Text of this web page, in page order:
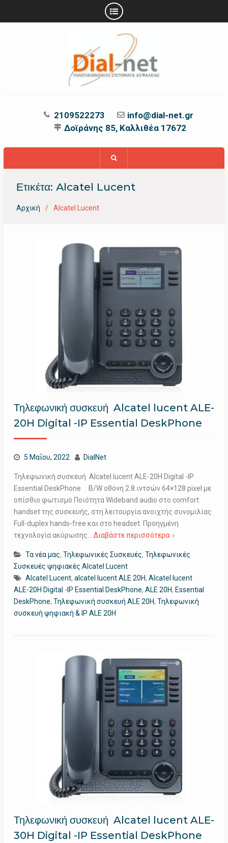
2109522273
info@dial-net.gr
Δοϊράνης 85, Καλλιθέα 17672
Ετικέτα: Alcatel Lucent
Αρχική Alcatel Lucent
Τηλεφωνική συσκευή Alcatel lucent ALE-
20H Digital -IP Essential DeskPhone
5 Μαΐου, 2022 DialNet
Τηλεφωνική συσκευή Alcatel lucent ALE-20H Digital -IP
Essential DeskPhone B/W οθόνη 2.8 ιντσών 64×128 pixel με
οπίσθιο φωτισμό Ποιότητα Wideband audio στο comfort
handset της συσκευής, στη λειτουργία ανοιχτής συνομιλίας
Full-duplex hands-free και στο headset. Προηγμένη
τεχνολογία ακύρωσης… Διαβάστε περισσότερα
Τα νέα μας, Τηλεφωνικές Συσκευές, Τηλεφωνικές
Συσκευές ψηφιακές Alcatel Lucent
Alcatel Lucent, alcatel lucent ALE 20H, Alcatel lucent
ALE-20H Digital -IP Essential DeskPhone, ALE 20H, Essential
DeskPhone, Τηλεφωνική συσκευή ALE 20H, Τηλεφωνική
συσκευή ψηφιακή & IP ALE 20H
Τηλεφωνική συσκευή Alcatel lucent ALE-
30H Digital -IP Essential DeskPhone